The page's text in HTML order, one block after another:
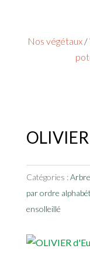
Nos végétaux /
Catégories :
par ordre
ensolleillé